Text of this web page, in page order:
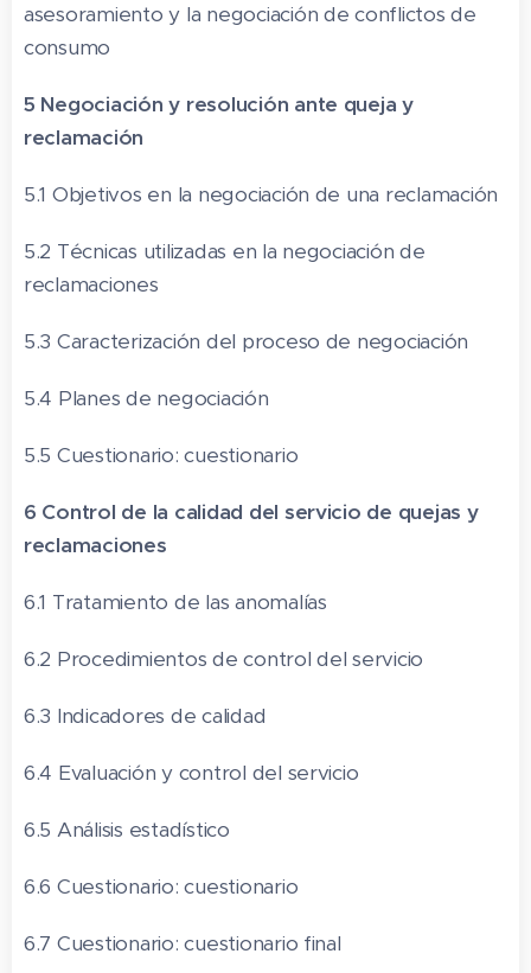
asesoramiento y la negociación de conflictos de
consumo
5 Negociación y resolución ante queja y
reclamación
5.1 Objetivos en la negociación de una reclamación
5.2 Técnicas utilizadas en la negociación de
reclamaciones
5.3 Caracterización del proceso de negociación
5.4 Planes de negociación
5.5 Cuestionario: cuestionario
6 Control de la calidad del servicio de quejas y
reclamaciones
6.1 Tratamiento de las anomalías
6.2 Procedimientos de control del servicio
6.3 Indicadores de calidad
6.4 Evaluación y control del servicio
6.5 Análisis estadístico
6.6 Cuestionario: cuestionario
6.7 Cuestionario: cuestionario final